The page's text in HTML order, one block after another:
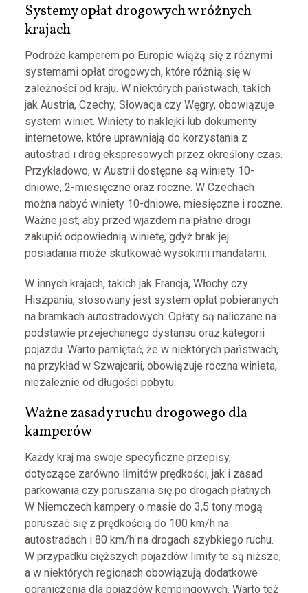
Systemy opłat drogowych w różnych
krajach
Podróże kamperem po Europie wiążą się z różnymi
systemami opłat drogowych, które różnią się w
zależności od kraju. W niektórych państwach, takich
jak Austria, Czechy, Słowacja czy Węgry, obowiązuje
system winiet. Winiety to naklejki lub dokumenty
internetowe, które uprawniają do korzystania z
autostrad i dróg ekspresowych przez określony czas.
Przykładowo, w Austrii dostępne są winiety 10-
dniowe, 2-miesięczne oraz roczne. W Czechach
można nabyć winiety 10-dniowe, miesięczne i roczne.
Ważne jest, aby przed wjazdem na płatne drogi
zakupić odpowiednią winietę, gdyż brak jej
posiadania może skutkować wysokimi mandatami.
W innych krajach, takich jak Francja, Włochy czy
Hiszpania, stosowany jest system opłat pobieranych
na bramkach autostradowych. Opłaty są naliczane na
podstawie przejechanego dystansu oraz kategorii
pojazdu. Warto pamiętać, że w niektórych państwach,
na przykład w Szwajcarii, obowiązuje roczna winieta,
niezależnie od długości pobytu.
Ważne zasady ruchu drogowego dla
kamperów
Każdy kraj ma swoje specyficzne przepisy,
dotyczące zarówno limitów prędkości, jak i zasad
parkowania czy poruszania się po drogach płatnych.
W Niemczech kampery o masie do 3,5 tony mogą
poruszać się z prędkością do 100 km/h na
autostradach i 80 km/h na drogach szybkiego ruchu.
W przypadku cięższych pojazdów limity te są niższe,
a w niektórych regionach obowiązują dodatkowe
ograniczenia dla pojazdów kempingowych. Warto też